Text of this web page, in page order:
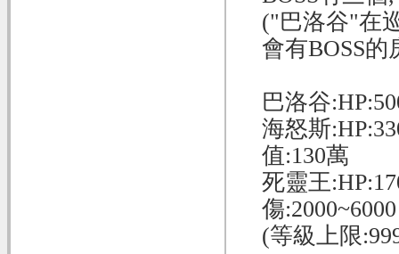
("巴洛谷"在
會有BOSS
巴洛谷
海怒斯
值:130萬
死靈王
傷
(等級上限